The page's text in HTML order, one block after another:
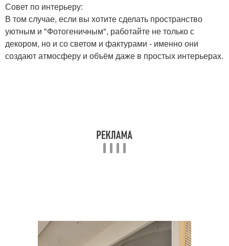
Совет по интерьеру:
В том случае, если вы хотите сделать пространство
уютным и "Фотогеничным", работайте не только с
декором, но и со светом и фактурами - именно они
создают атмосферу и объём даже в простых интерьерах.